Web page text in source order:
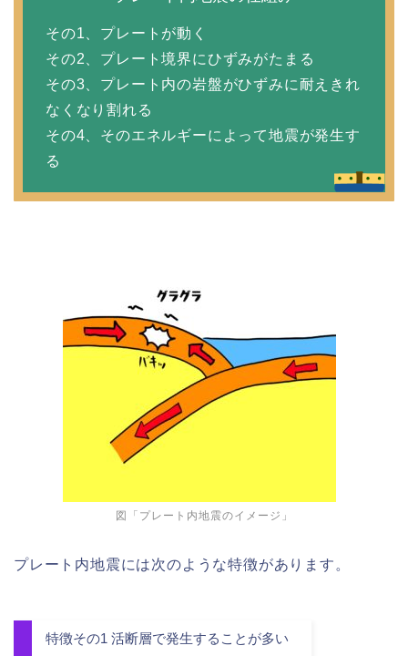
その1、プレートが動く
その2、プレート境界にひずみがたまる
その3、プレート内の岩盤がひずみに耐えきれ
なくなり割れる
その4、そのエネルギーによって地震が発生す
る
図「プレート内地震のイメージ」
プレート内地震には次のような特徴があります。
特徴その1 活断層で発生することが多い